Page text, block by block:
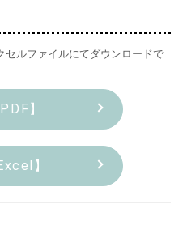
セルファイルにてダウンロードで
】
】